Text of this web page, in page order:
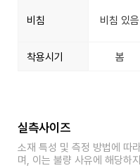
비침 비침 있음
착용시기 봄
실측사이즈
소재 특성 및 측정 방법에 따
며, 이는 불량 사유에 해당하